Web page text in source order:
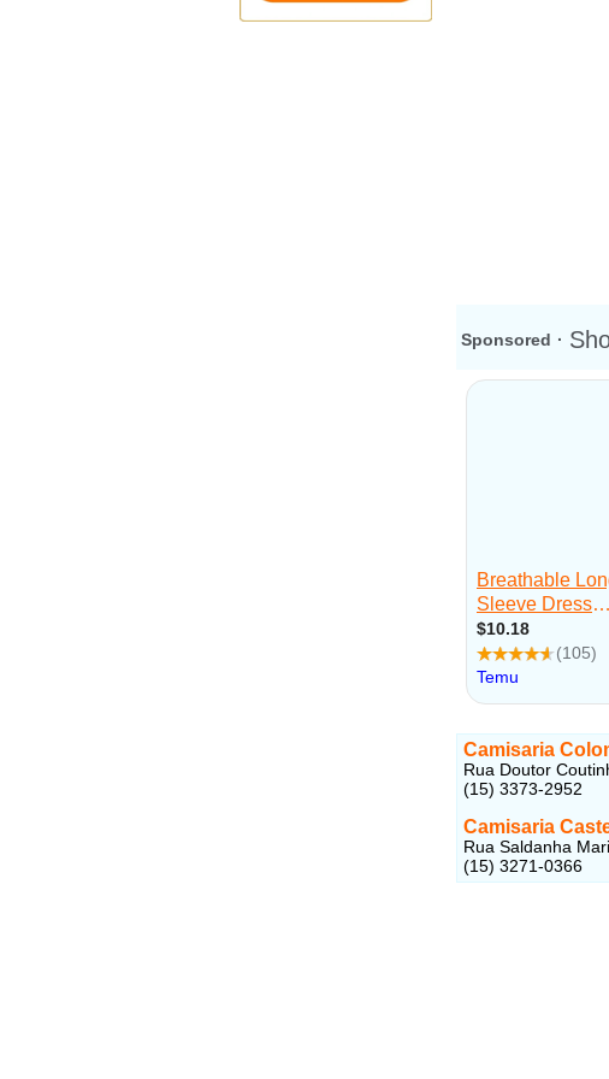
Camisaria
Rua Doutor
(15) 3373-2952
Camisaria
Rua Saldanha
(15) 3271-0366